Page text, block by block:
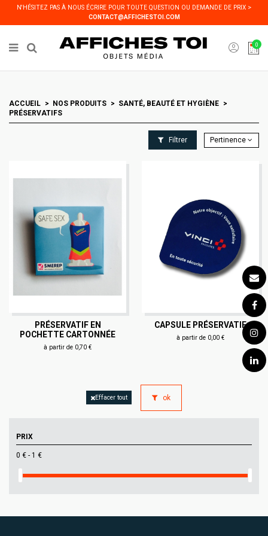
N'HÉSITEZ PAS À NOUS ÉCRIRE POUR TOUTE QUESTION OU DEMANDE DE PRIX >
CONTACT@AFFICHESTOI.COM
0
ACCUEIL NOS PRODUITS
SANTÉ, BEAUTÉ ET HYGIÈNE
PRÉSERVATIFS
Filtrer Pertinence
PRÉSERVATIF EN
POCHETTE CARTONNÉE
à partir de 0,70 €
CAPSULE PRÉSERVATIF
à partir de 0,00 €
Effacer tout ok
PRIX
0 € - 1 €
Panneau de gestion des cookies